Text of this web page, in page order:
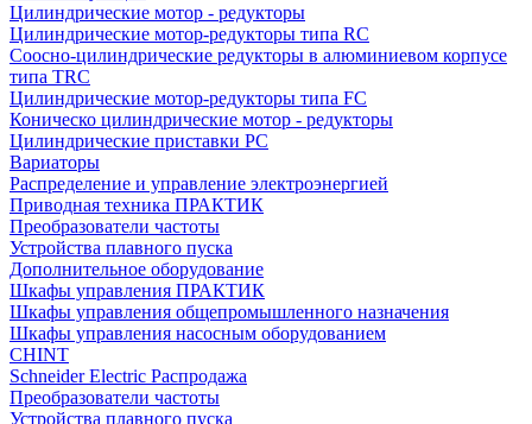
Цилиндрические мотор - редукторы
Цилиндрические мотор-редукторы типа RC
Соосно-цилиндрические редукторы в алюминиевом корпусе
типа TRC
Цилиндрические мотор-редукторы типа FC
Коническо цилиндрические мотор - редукторы
Цилиндрические приставки PC
Вариаторы
Распределение и управление электроэнергией
Приводная техника ПРАКТИК
Преобразователи частоты
Устройства плавного пуска
Дополнительное оборудование
Шкафы управления ПРАКТИК
Шкафы управления общепромышленного назначения
Шкафы управления насосным оборудованием
CHINT
Schneider Electric Распродажа
Преобразователи частоты
Устройства плавного пуска